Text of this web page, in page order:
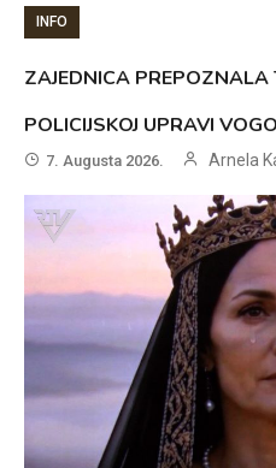
INFO
ZAJEDNICA
POLICIJSKOJ UPRAVI
7. Augusta 2026. Arnela